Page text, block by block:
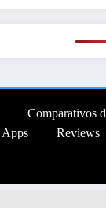
Comparativos
Apps Reviews